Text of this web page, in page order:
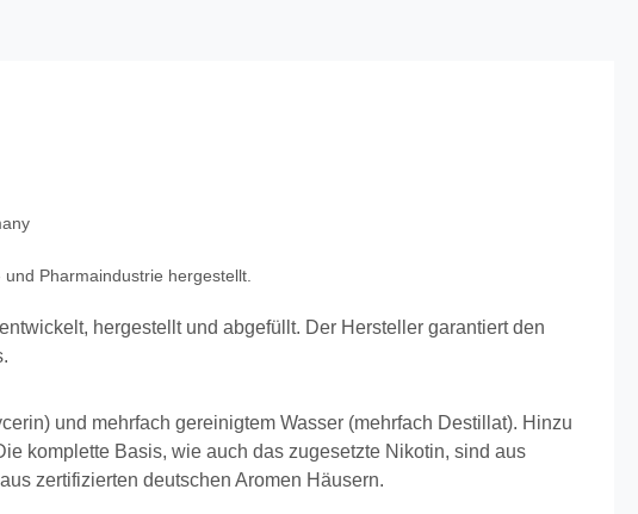
Pharmaindustrie hergestellt.
hergestellt und abgefüllt. Der Hersteller garantiert den
und mehrfach gereinigtem Wasser (mehrfach Destillat). Hinzu
komplette Basis, wie auch das zugesetzte Nikotin, sind aus
zertifizierten deutschen Aromen Häusern.